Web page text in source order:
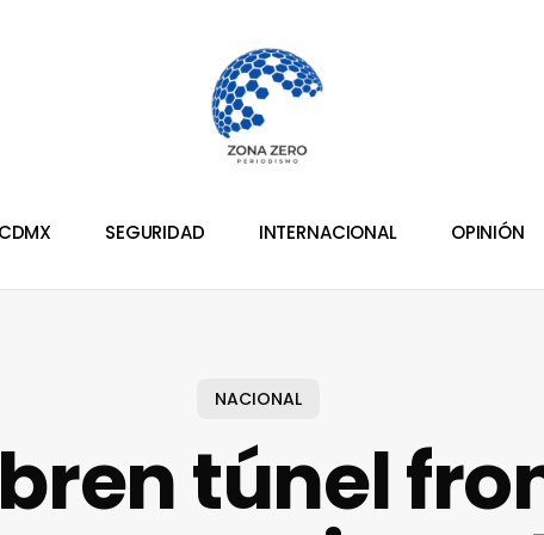
CDMX SEGURIDAD INTERNACIONAL OPINIÓN
NACIONAL
túnel